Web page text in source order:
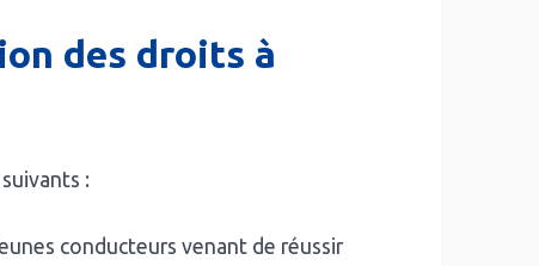
des droits à
:
conducteurs venant de réussir